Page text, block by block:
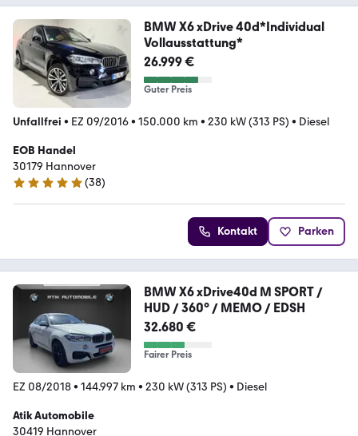
BMW X6 xDrive 40d*Individual
Vollausstattung*
26.999 €
Guter Preis
Unfallfrei • EZ 09/2016• 150.000 km • 230 kW (313 PS) • Diesel
EOB Handel
30179 Hannover
4.9 Sterne
(38)
Kontakt Parken
BMW X6 xDrive40d M SPORT /
HUD / 360° / MEMO / EDSH
32.680 €
Fairer Preis
EZ 08/2018• 144.997 km • 230 kW (313 PS) • Diesel
Atik Automobile
30419 Hannover